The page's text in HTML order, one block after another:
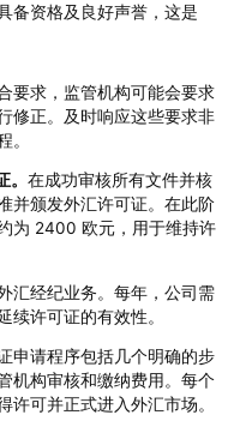
备资格及良好声誉，这是
要求，监管机构可能会要求
修正。及时响应这些要求非
。
。在成功审核所有文件并核
并颁发外汇许可证。在此阶
为 2400 欧元，用于维持许
汇经纪业务。每年，公司需
续许可证的有效性。
申请程序包括几个明确的步
构审核和缴纳费用。每个
许可并正式进入外汇市场。